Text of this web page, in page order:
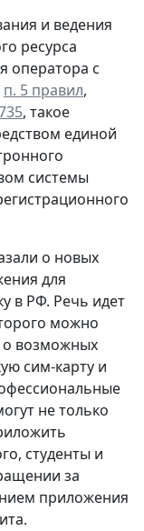
и ведения
ресурса
оператора с
п. 5 правил,
, такое
единой
системы
о новых
для
в РФ. Речь идет
можно
о возможных
сим-карту и
не только
студенты и
за
приложения